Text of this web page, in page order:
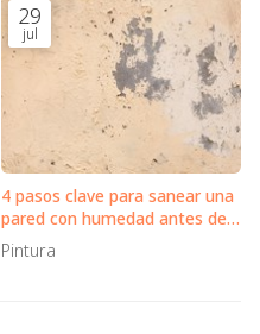
29
jul
4 pasos clave para sanear una
pared con humedad antes de
pintarla
Pintura